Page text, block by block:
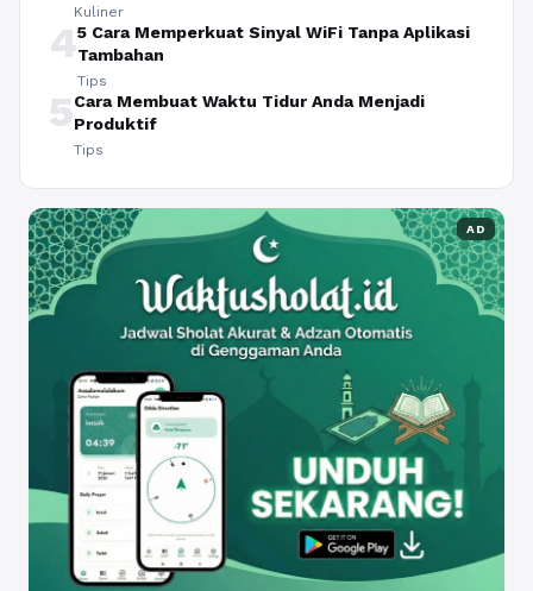
Kuliner
45 Cara Memperkuat Sinyal WiFi Tanpa Aplikasi
Tambahan
Tips
5Cara Membuat Waktu Tidur Anda Menjadi
Produktif
Tips
AD